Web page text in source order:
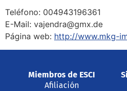
Teléfono: 004943196361
E-Mail: vajendra@gmx.de
Página web: http://www.mkg-
Miembros de ESCI
Afiliación